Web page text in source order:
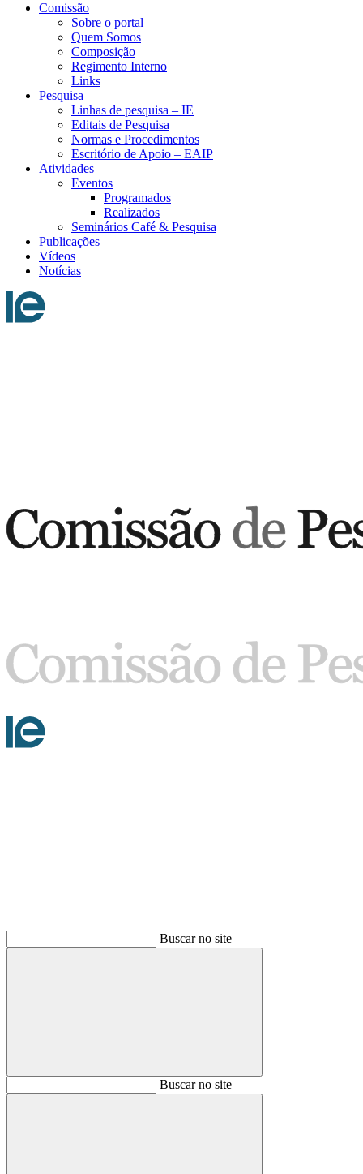
Comissão
Sobre o portal
Quem Somos
Composição
Regimento Interno
Links
Pesquisa
Linhas de pesquisa – IE
Editais de Pesquisa
Normas e Procedimentos
Escritório de Apoio – EAIP
Atividades
Eventos
Programados
Realizados
Seminários Café & Pesquisa
Publicações
Vídeos
Notícias
Buscar no site
BuscarBuscar no site